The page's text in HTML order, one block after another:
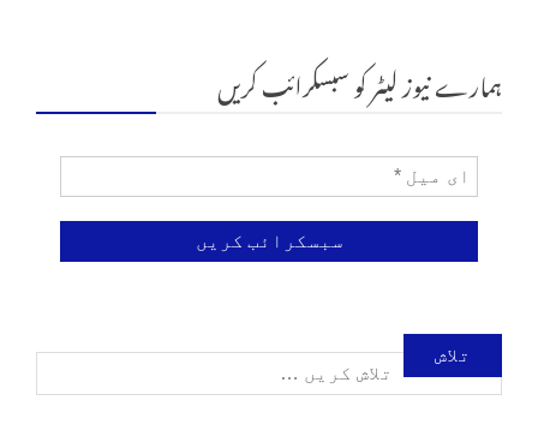
ہمارے نیوز لیٹر کو سبسکرائب کریں
تلاش